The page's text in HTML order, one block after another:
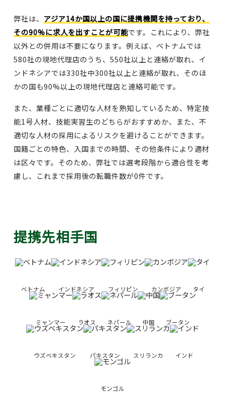
弊社は、 アジア14か国以上の国に提携機関を持っており、
その90%に求人を出すことが可能です。これにより、弊社
以外との併用は不要になります。例えば、ベトナムでは
580社の現地代理店のうち、550社以上と連絡が取れ、イ
ンドネシアでは330社中300社以上と連絡が取れ、そのほ
かの国も90%以上の現地代理店と連絡可能です。
また、業種ごとに適切な人材を熟知しているため、特定技
能1号人材、技能実習生のどちらがおすすめか、また、不
適切な人材の採用によるリスクを避けることができます。
国籍ごとの特色、入国までの時間、その他条件により適材
は区々です。そのため、弊社では選考段階から適合性を考
慮し、これまで採用後の転職件数が0件です。
提携先相手国
ベトナム インドネシア フィリピン カンボジア タイ
ミャンマー ラオス ネパール 中国 ブータン
ウズベキスタン パキスタン スリランカ インド
モンゴル